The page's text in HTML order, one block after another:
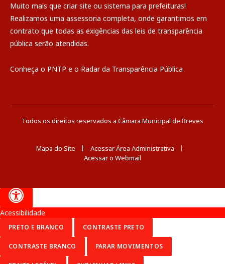
Muito mais que criar site ou sistema para prefeituras!
Realizamos uma assessoria completa, onde garantimos em
contrato que todas as exigências das leis de transparência
pública serão atendidas.
Conheça o PNTP e o Radar da Transparência Pública
Todos os direitos reservados a Câmara Municipal de Breves
Mapa do Site
Acessar Área Administrativa
Acessar o Webmail
Acessibilidade
PRETO E BRANCO CONTRASTE PRETO
CONTRASTE BRANCO PARAR MOVIMENTOS